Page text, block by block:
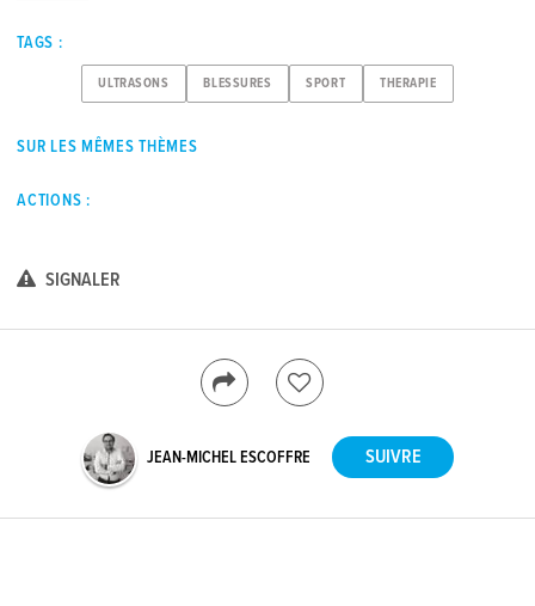
TAGS :
ULTRASONS BLESSURES SPORT THERAPIE
SUR LES MÊMES THÈMES
ACTIONS :
SIGNALER
JEAN-MICHEL ESCOFFRE